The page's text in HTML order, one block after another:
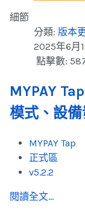
細節
分類: 版本
2025年6月
點擊數:
MYPAY
模式、設
MYPAY Tap
正式區
v5.2.2
閱讀全文...